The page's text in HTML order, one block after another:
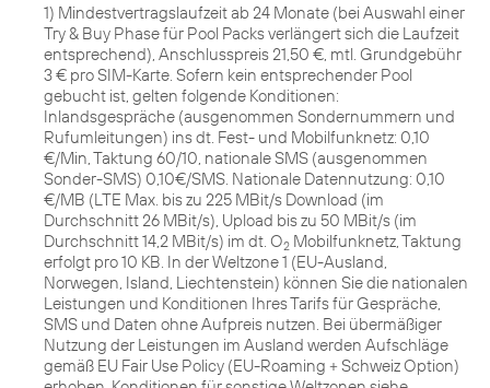
1) Mindestvertragslaufzeit ab 24 Monate (bei Auswahl einer
Try & Buy Phase für Pool Packs verlängert sich die Laufzeit
entsprechend), Anschlusspreis 21,50 €, mtl. Grundgebühr
3 € pro SIM-Karte. Sofern kein entsprechender Pool
gebucht ist, gelten folgende Konditionen:
Inlandsgespräche (ausgenommen Sondernummern und
Rufumleitungen) ins dt. Fest- und Mobilfunknetz: 0,10
€/Min, Taktung 60/10, nationale SMS (ausgenommen
Sonder-SMS) 0,10€/SMS. Nationale Datennutzung: 0,10
€/MB (LTE Max. bis zu 225 MBit/s Download (im
Durchschnitt 26 MBit/s), Upload bis zu 50 MBit/s (im
Durchschnitt 14,2 MBit/s) im dt. O2 Mobilfunknetz, Taktung
erfolgt pro 10 KB. In der Weltzone 1 (EU-Ausland,
Norwegen, Island, Liechtenstein) können Sie die nationalen
Leistungen und Konditionen Ihres Tarifs für Gespräche,
SMS und Daten ohne Aufpreis nutzen. Bei übermäßiger
Nutzung der Leistungen im Ausland werden Aufschläge
gemäß EU Fair Use Policy (EU-Roaming + Schweiz Option)